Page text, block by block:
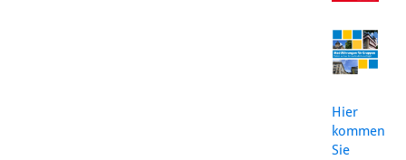
Hier
kommen
Sie